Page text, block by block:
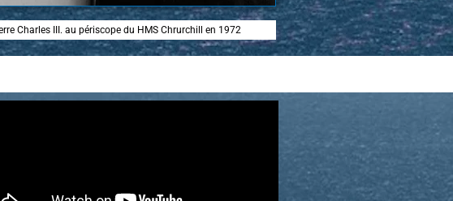
Charles III. au périscope du HMS Chrurchill en 1972